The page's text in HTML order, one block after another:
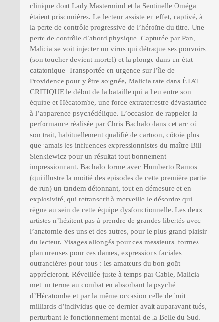
clinique dont Lady Mastermind et la Sentinelle Oméga
étaient prisonnières. Le lecteur assiste en effet, captivé, à
la perte de contrôle progressive de l’héroïne du titre. Une
perte de contrôle d’abord physique. Capturée par Pan,
Malicia se voit injecter un virus qui détraque ses pouvoirs
(son toucher devient mortel) et la plonge dans un état
catatonique. Transportée en urgence sur l’île de
Providence pour y être soignée, Malicia rate dans ÉTAT
CRITIQUE le début de la bataille qui a lieu entre son
équipe et Hécatombe, une force extraterrestre dévastatrice
à l’apparence psychédélique. L’occasion de rappeler la
performance réalisée par Chris Bachalo dans cet arc où
son trait, habituellement qualifié de cartoon, côtoie plus
que jamais les influences expressionnistes du maître Bill
Sienkiewicz pour un résultat tout bonnement
impressionnant. Bachalo forme avec Humberto Ramos
(qui illustre la moitié des épisodes de cette première partie
de run) un tandem détonnant, tout en démesure et en
explosivité, qui retranscrit à merveille le désordre qui
règne au sein de cette équipe dysfonctionnelle. Les deux
artistes n’hésitent pas à prendre de grandes libertés avec
l’anatomie des uns et des autres, pour le plus grand plaisir
du lecteur. Visages allongés pour ces messieurs, formes
plantureuses pour ces dames, expressions faciales
outrancières pour tous : les amateurs du bon goût
apprécieront. Réveillée juste à temps par Cable, Malicia
met un terme au combat en absorbant la psyché
d’Hécatombe et par la même occasion celle de huit
milliards d’individus que ce dernier avait auparavant tués,
perturbant le fonctionnement mental de la Belle du Sud.